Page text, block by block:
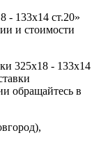
- 133х14 ст.20»
и стоимости
325х18 - 133х14
обращайтесь в